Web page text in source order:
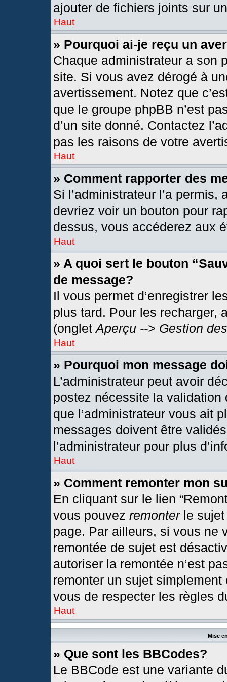
ajouter de fichiers joints sur
Haut
» Pourquoi ai-je reçu un
Chaque administrateur a son
site. Si vous avez dérogé à
avertissement. Notez que
que le groupe phpBB n’est
d’un site donné. Contactez
pas les raisons de votre
Haut
» Comment rapporter des
Si l’administrateur l’a
devriez voir un bouton pour
dessus, vous accéderez aux
Haut
» A quoi sert le bouton
de message?
Il vous permet d’enregistrer
plus tard. Pour les recharger,
(ongletAperçu --> Gestion
Haut
» Pourquoi mon message
L’administrateur peut avoir
postez nécessite la
que l’administrateur vous ait
messages doivent être
l’administrateur pour plus
Haut
» Comment remonter mon
En cliquant sur le lien
vous pouvez remonterle sujet
page. Par ailleurs, si vous ne
remontée de sujet est
autoriser la remontée n’est
remonter un sujet
vous de respecter les règles
Haut
Mise
» Que sont les BBCodes?
Le BBCode est une variante